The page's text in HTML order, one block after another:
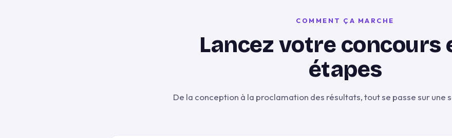
COMMENT ÇA MARCHE
Lancez votre concours
étapes
De la conception à la proclamation des résultats, tout se passe sur une